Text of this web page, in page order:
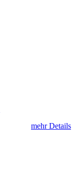
mehr Details